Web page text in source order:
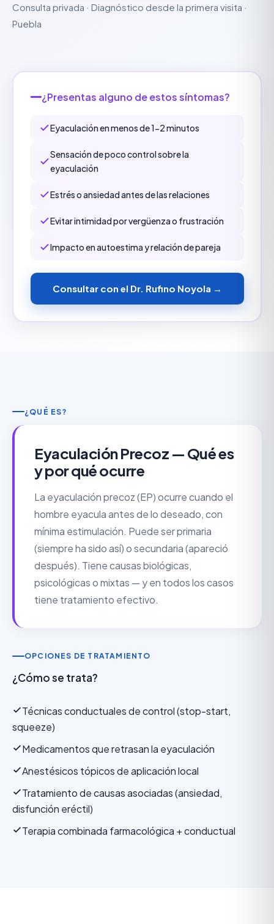
Consulta privada · Diagnóstico desde la primera visita ·
Puebla
¿Presentas alguno de estos síntomas?
Eyaculación en menos de 1-2 minutos
Sensación de poco control sobre la
eyaculación
Estrés o ansiedad antes de las relaciones
Evitar intimidad por vergüenza o frustración
Impacto en autoestima y relación de pareja
Consultar con el Dr. Rufino Noyola →
¿QUÉ ES?
Eyaculación Precoz — Qué es
y por qué ocurre
La eyaculación precoz (EP) ocurre cuando el
hombre eyacula antes de lo deseado, con
mínima estimulación. Puede ser primaria
(siempre ha sido así) o secundaria (apareció
después). Tiene causas biológicas,
psicológicas o mixtas — y en todos los casos
tiene tratamiento efectivo.
OPCIONES DE TRATAMIENTO
¿Cómo se trata?
Técnicas conductuales de control (stop-start,
squeeze)
Medicamentos que retrasan la eyaculación
Anestésicos tópicos de aplicación local
Tratamiento de causas asociadas (ansiedad,
disfunción eréctil)
Terapia combinada farmacológica + conductual